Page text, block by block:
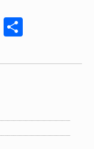
LinkedIn